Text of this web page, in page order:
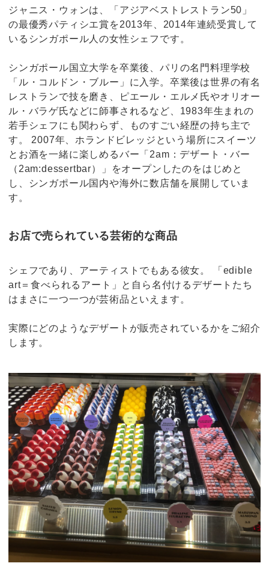
ジャニス・ウォンは、「アジアベストレストラン50」
の最優秀パティシエ賞を2013年、2014年連続受賞して
いるシンガポール人の女性シェフです。
シンガポール国立大学を卒業後、パリの名門料理学校
「ル・コルドン・ブルー」に入学。卒業後は世界の有名
レストランで技を磨き、ピエール・エルメ氏やオリオー
ル・バラゲ氏などに師事されるなど、1983年生まれの
若手シェフにも関わらず、ものすごい経歴の持ち主で
す。 2007年、ホランドビレッジという場所にスイーツ
とお酒を一緒に楽しめるバー「2am：デザート・バー
（2am:dessertbar）」をオープンしたのをはじめと
し、シンガポール国内や海外に数店舗を展開していま
す。
お店で売られている芸術的な商品
シェフであり、アーティストでもある彼女。 「edible
art＝食べられるアート」と自ら名付けるデザートたち
はまさに一つ一つが芸術品といえます。
実際にどのようなデザートが販売されているかをご紹介
します。